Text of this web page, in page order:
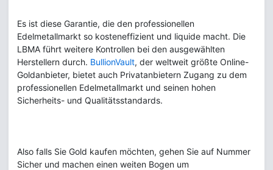
Es ist diese Garantie, die den professionellen
Edelmetallmarkt so kosteneffizient und liquide macht. Die
LBMA führt weitere Kontrollen bei den ausgewählten
Herstellern durch. BullionVault, der weltweit größte Online-
Goldanbieter, bietet auch Privatanbietern Zugang zu dem
professionellen Edelmetallmarkt und seinen hohen
Sicherheits- und Qualitätsstandards.
Also falls Sie Gold kaufen möchten, gehen Sie auf Nummer
Sicher und machen einen weiten Bogen um